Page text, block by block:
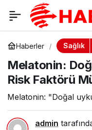
Haberler Sağlık
Melatonin:
Risk Faktörü
Melatonin: "Doğal
admin
Melatonin: Doğal
Uyku Hormonu Mu,
Risk Faktörü Mü?